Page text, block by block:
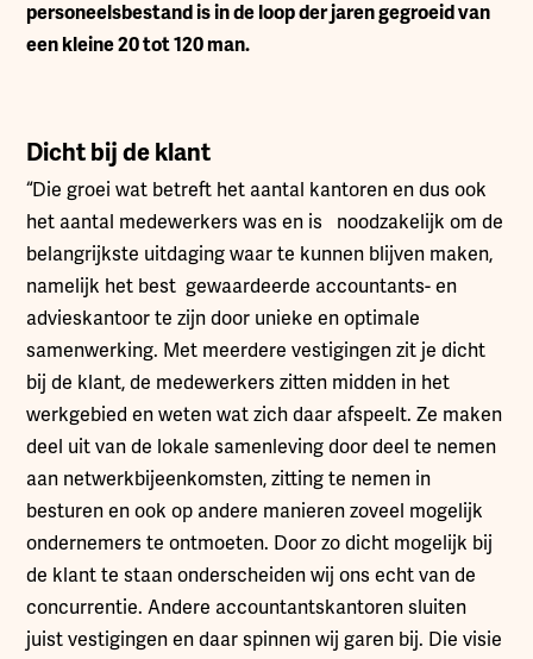
personeelsbestand is in de loop der jaren gegroeid van
een kleine 20 tot 120 man.
Dicht bij de klant
“Die groei wat betreft het aantal kantoren en dus ook
het aantal medewerkers was en is noodzakelijk om de
belangrijkste uitdaging waar te kunnen blijven maken,
namelijk het best gewaardeerde accountants- en
advieskantoor te zijn door unieke en optimale
samenwerking. Met meerdere vestigingen zit je dicht
bij de klant, de medewerkers zitten midden in het
werkgebied en weten wat zich daar afspeelt. Ze maken
deel uit van de lokale samenleving door deel te nemen
aan netwerkbijeenkomsten, zitting te nemen in
besturen en ook op andere manieren zoveel mogelijk
ondernemers te ontmoeten. Door zo dicht mogelijk bij
de klant te staan onderscheiden wij ons echt van de
concurrentie. Andere accountantskantoren sluiten
juist vestigingen en daar spinnen wij garen bij. Die visie